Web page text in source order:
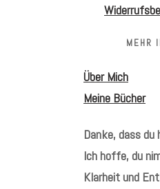
MEHR
Über Mich
Meine Bücher
Danke, dass du
Ich hoffe, du
Klarheit und